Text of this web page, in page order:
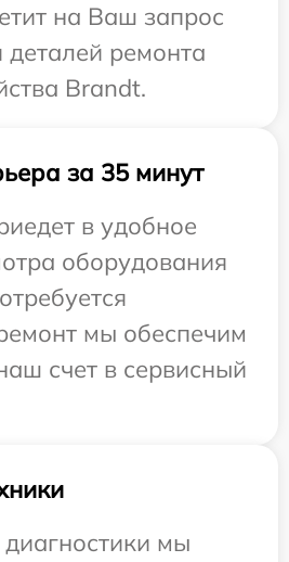
на Ваш запрос
деталей ремонта
Brandt.
за 35 минут
в удобное
оборудования
мы обеспечим
счет в сервисный
мы